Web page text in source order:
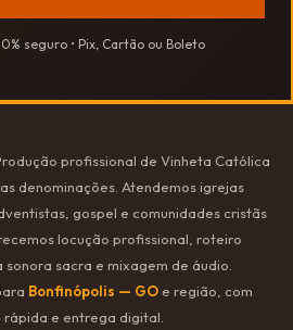
seguro • Pix, Cartão ou Boleto
profissional de Vinheta Católica
denominações. Atendemos igrejas
gospel e comunidades cristãs
locução profissional, roteiro
sacra e mixagem de áudio.
Bonfinópolis — GO e região, com
e entrega digital.